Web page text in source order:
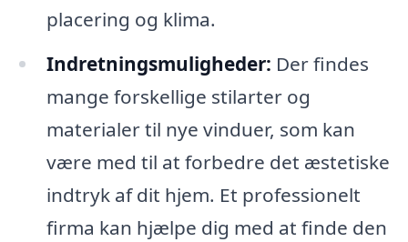
placering og klima.
Indretningsmuligheder: Der findes
mange forskellige stilarter og
materialer til nye vinduer, som kan
være med til at forbedre det æstetiske
indtryk af dit hjem. Et professionelt
firma kan hjælpe dig med at finde den